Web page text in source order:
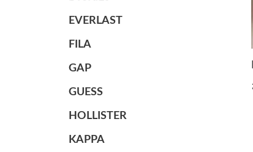
EVERLAST
FILA
GAP
GUESS
HOLLISTER
KAPPA